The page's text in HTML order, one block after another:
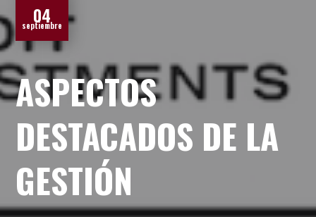
04
septiembre
ASPECTOS
DESTACADOS DE LA
GESTIÓN